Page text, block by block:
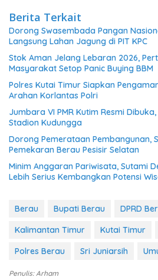
Berita Terkait
Dorong Swasembada Pangan
Langsung Lahan Jagung di PIT KPC
Stok Aman Jelang Lebaran 2026,
Masyarakat Setop Panic Buying BBM
Polres Kutai Timur Siapkan
Arahan Korlantas Polri
Jumbara VI PMR Kutim Resmi
Stadion Kudungga
Dorong Pemerataan Pembangunan,
Pemekaran Berau Pesisir Selatan
Minim Anggaran Pariwisata, Sutami
Lebih Serius Kembangkan Potensi
Berau Bupati Berau
DPRD
Kalimantan Timur
Kutai Timur
Polres Berau
Sri Juniarsih
Penulis: Arham